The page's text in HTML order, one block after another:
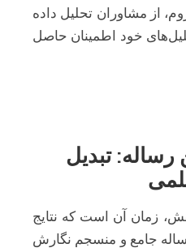
از مشاوران تحلیل داده
خود اطمینان حاصل
رساله: تبدیل
زمان آن است که نتایج
جامع و منسجم نگارش